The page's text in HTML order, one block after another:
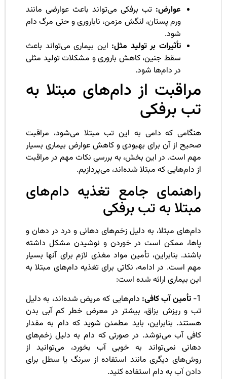
عوارض: تب برفکی می‌تواند باعث عوارضی مانند
ورم پستان، لنگش مزمن، ناباروری و حتی مرگ دام
تأثیرات بر تولید مثل:این بیماری می‌تواند باعث
سقط جنین، کاهش باروری و مشکلات تولید مثلی
در دام‌ها شود.
از دام‌های مبتلا به
برفکی
که دامی به این تب مبتلا می‌شود، مراقبت
از آن برای بهبودی و کاهش عوارض بیماری بسیار
است. در این بخش، به بررسی نکات مهم در مراقبت
دام‌هایی که مبتلا شده‌اند، می‌پردازیم.
جامع تغذیه دام‌های
به تب برفکی
مبتلا، به دلیل زخم‌های دهانی و درد در دهان و
ممکن است در خوردن و نوشیدن مشکل داشته
بنابراین، تأمین مواد مغذی لازم برای آنها بسیار
است. در ادامه، نکاتی برای تغذیه دام‌های مبتلا به
بیماری ارائه شده است:
تأمین آب کافی:دام‌هایی که مریض شده‌اند، به دلیل
و ریزش بزاق، بیشتر در معرض خطر کم آبی بدن
بنابراین، باید مطمئن شوید که دام به مقدار
آب می‌نوشد. در صورتی که دام به دلیل زخم‌های
نمی‌تواند به خوبی آب بخورد، می‌توانید از
دیگری مانند استفاده از سرنگ یا سطل برای
آب به دام استفاده کنید.